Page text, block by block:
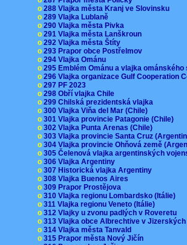
o 288 Vlajka města Kranj ve Slovinsku
o 289 Vlajka Lublaně
o 290 Vlajka města Pivka
o 291 Vlajka města Lanškroun
o 292 Vlajka města Štíty
o 293 Prapor obce Postřelmov
o 294 Vlajka Ománu
o 295 Emblém Ománu a vlajka
o 296 Vlajka organizace Gulf Cooperation
o 297 PF 2023
o 298 Obří vlajka Chile
o 299 Chilská prezidentská vlajka
o 300 Vlajka Viňa del Mar (Chile)
o 301 Vlajka provincie Patagonie (Chile)
o 302 Vlajka Punta Arenas (Chile)
o 303 Vlajka provincie Santa Cruz
o 304 Vlajka provincie Ohňová země
o 305 Čelenová vlajka argentinských
o 306 Vlajka Argentiny
o 307 Historická vlajka Argentiny
o 308 Vlajka Buenos Aires
o 309 Prapor Prostějova
o 310 Vlajka regionu Lombardsko (Itálie)
o 311 Vlajka regionu Veneto (Itálie)
o 312 Vlajky u zvonu padlých v Roveretu
o 313 Vlajka obce Albrechtive v
o 314 Vlajka města Tanvald
o 315 Prapor města Nový Jičín